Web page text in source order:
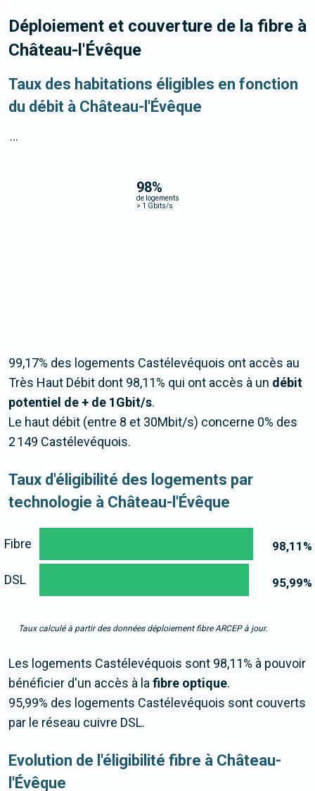
Déploiement et couverture de la fibre à
Château-l'Évêque
Taux des habitations éligibles en fonction
du débit à Château-l'Évêque
98%
de logements
> 1 Gbits/s
...
99,17% des logements Castélevéquois ont accès au
Très Haut Débit dont 98,11% qui ont accès à un débit
potentiel de + de 1Gbit/s.
Le haut débit (entre 8 et 30Mbit/s) concerne 0% des
2 149 Castélevéquois.
Taux d'éligibilité des logements par
technologie à Château-l'Évêque
98,11 %
95,99%
Fibre
DSL
Taux calculé à partir des données déploiement fibre ARCEP à jour.
Les logements Castélevéquois sont 98,11% à pouvoir
bénéficier d'un accès à lafibre optique.
95,99% des logements Castélevéquois sont couverts
par le réseau cuivre DSL.
Evolution de l'éligibilité fibre à Château-
l'Évêque